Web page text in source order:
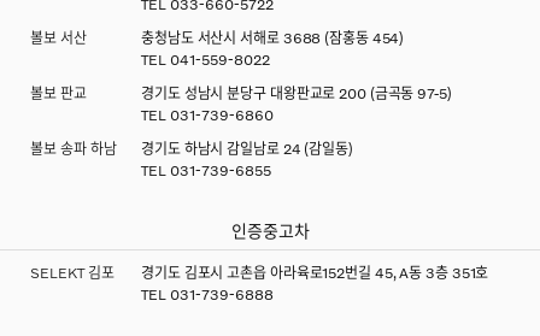
TEL 033-660-5722
볼보 서산
충청남도 서산시 서해로 3688 (잠홍동 454)
TEL 041-559-8022
볼보 판교
경기도 성남시 분당구 대왕판교로 200 (금곡동 97-5)
TEL 031-739-6860
볼보 송파 하남
경기도 하남시 감일남로 24 (감일동)
TEL 031-739-6855
인증중고차
SELEKT 김포
경기도 김포시 고촌읍 아라육로152번길 45, A동 3층 351호
TEL 031-739-6888